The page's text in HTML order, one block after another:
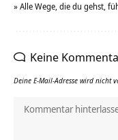
» Alle Wege, die du gehst,
Keine
Deine E-Mail-Adresse wird nicht